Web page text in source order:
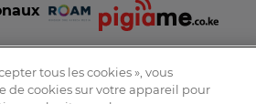
tous les cookies », vous
de cookies sur votre appareil pour